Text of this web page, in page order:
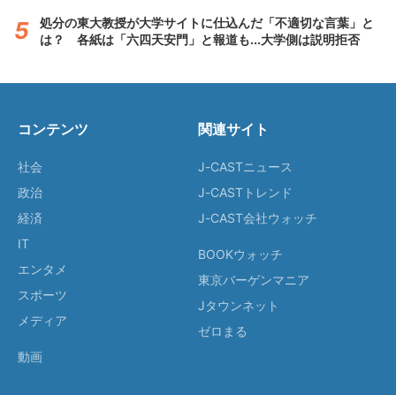
処分の東大教授が大学サイトに仕込んだ「不適切な言葉」と
は？ 各紙は「六四天安門」と報道も...大学側は説明拒否
コンテンツ
社会
政治
経済
IT
エンタメ
スポーツ
メディア
動画
関連サイト
J-CASTニュース
J-CASTトレンド
J-CAST会社ウォッチ
BOOKウォッチ
東京バーゲンマニア
Jタウンネット
ゼロまる